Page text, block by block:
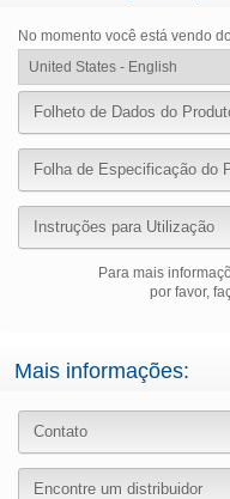
No momento você está vendo
Folheto de Dados do
Folha de Especificação do
Instruções para Utilização
Para mais
por favor,
Mais informações:
Contato
Encontre um distribuidor